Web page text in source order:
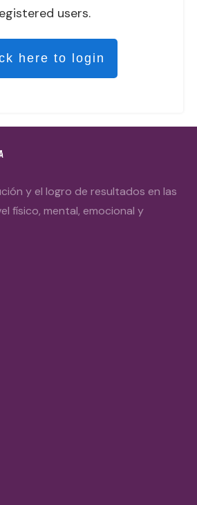
users.
here to login
y el logro de resultados en las
físico, mental, emocional y